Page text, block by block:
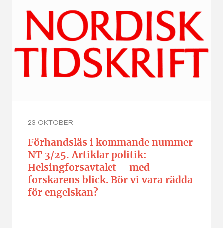
23 OKTOBER
Förhandsläs i kommande nummer
NT 3/25. Artiklar politik:
Helsingforsavtalet – med
forskarens blick. Bör vi vara rädda
för engelskan?